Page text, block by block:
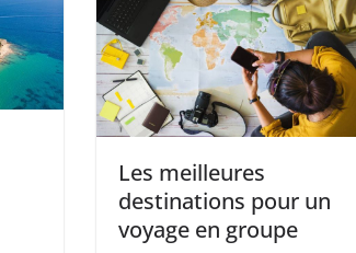
Les meilleures
destinations pour un
voyage en groupe